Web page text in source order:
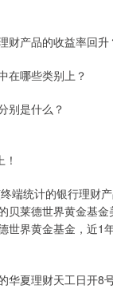
财产品的收益率回升
在哪些类别上？
别是什么？
端统计的银行理财
贝莱德世界黄金基
世界黄金基金，近1
华夏理财天工日开8